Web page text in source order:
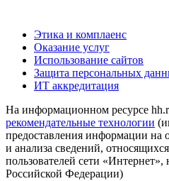
Этика и комплаенс
Оказание услуг
Использование сайтов
Защита персональных
ИТ аккредитация
На информационном ресурсе
рекомендательные технологии
предоставления информации на
и анализа сведений,
пользователей сети
Российской Федерации)